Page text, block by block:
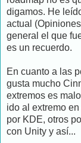
digamos. He
actual
general el que
es un recuerdo.
En cuanto a las
gusta mucho
extremos es
ido al extremo
por KDE, otros
con Unity y así...